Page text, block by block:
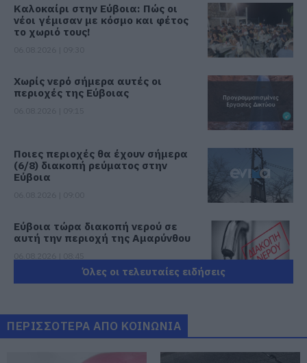
Καλοκαίρι στην Εύβοια: Πώς οι
νέοι γέμισαν με κόσμο και φέτος
το χωριό τους!
Χωρίς νερό σήμερα αυτές οι
περιοχές της Εύβοιας
Ποιες περιοχές θα έχουν σήμερα
(6/8) διακοπή ρεύματος στην
Εύβοια
Εύβοια τώρα διακοπή νερού σε
αυτή την περιοχή της Αμαρύνθου
06.08.2026 | 08:30
Όλες οι τελευταίες ειδήσεις
ΠΕΡΙΣΣΟΤΕΡΑ ΑΠΟ ΚΟΙΝΩΝΙΑ